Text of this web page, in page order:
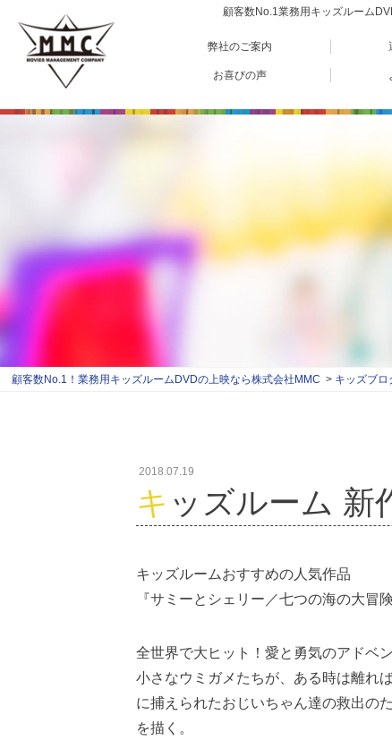
顧客数No.1業務用キッズルーム
弊社のご案内
お喜びの声
顧客数No.1！業務用キッズルームDVDの上映なら株式会社MMC キッズブロ
2018.07.19
キッズルーム
キッズルームおすすめの人気作品
『サミーとシェリー／七つの海の大冒
全世界で大ヒット！愛と勇気のアドベ
小さなウミガメたちが、ある時は離れ
に捕えられたおじいちゃん達の救出の
を描く。